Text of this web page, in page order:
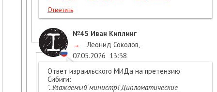
Ответить
№45 Иван Киплинг
→
Леонид Соколов,
07.05.2026 13:38
Ответ израильского МИДа на претензию
Сибиги:
"..Уважаемый министр! Дипломатические